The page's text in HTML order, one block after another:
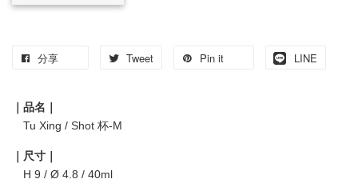
分享 Tweet Pin it LINE
｜品名｜
Tu Xing / Shot 杯-M
｜尺寸｜
H 9 / Ø 4.8 / 40ml